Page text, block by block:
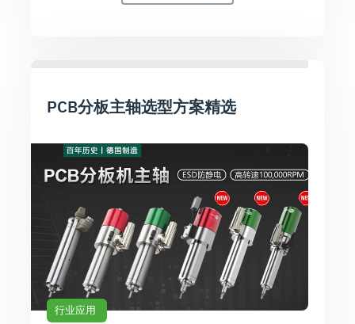
PCB分板主轴选型方案精选
行业应用